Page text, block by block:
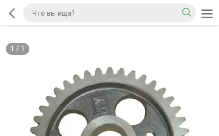
1 / 1